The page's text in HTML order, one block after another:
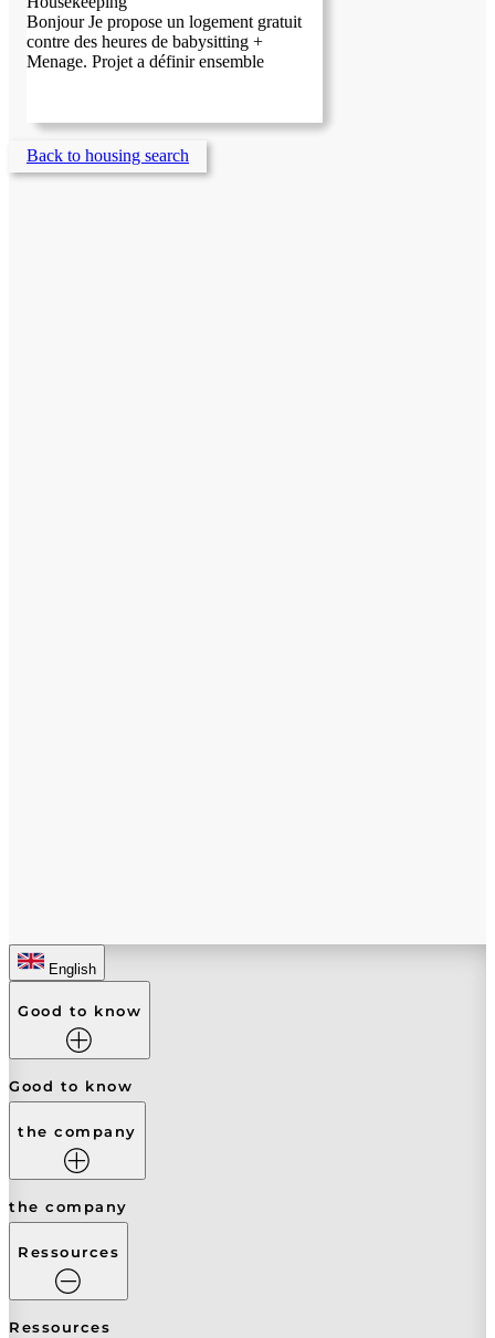
Bonjour Je propose un logement gratuit
contre des heures de babysitting +
Menage. Projet a définir ensemble
Back to housing search
English
Good to know
Good to know
the company
the company
Ressources
Ressources